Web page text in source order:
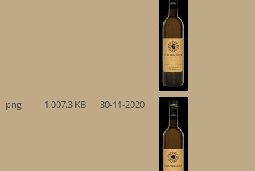
png 1,007.3 KB 30-11-2020